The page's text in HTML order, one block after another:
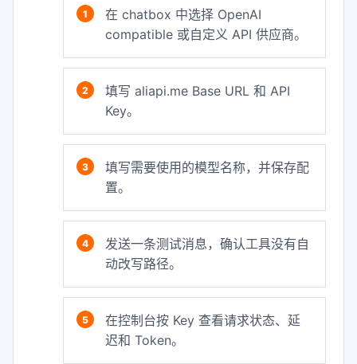
在 chatbox 中选择 OpenAI
compatible 或自定义 API 供应商。
填写 aliapi.me Base URL 和 API
Key。
填写需要使用的模型名称，并保存配
置。
发送一条测试消息，确认工具没有自
动改写路径。
在控制台按 Key 查看请求状态、延
迟和 Token。